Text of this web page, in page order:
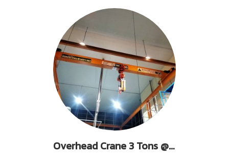
Overhead Crane 3 Tons @นิคมอุตสาหกรรมสมุทรสาคร